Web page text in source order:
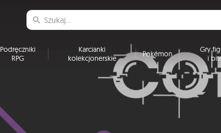
Podręczniki
RPG
Karcianki
kolekcjonerskie
Pokémon
Gry
i